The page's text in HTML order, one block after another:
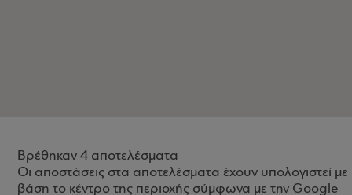
Βρέθηκαν 4 αποτελέσματα
Οι αποστάσεις στα αποτελέσματα έχουν υπολογιστεί με
βάση το κέντρο της περιοχής σύμφωνα με την Google